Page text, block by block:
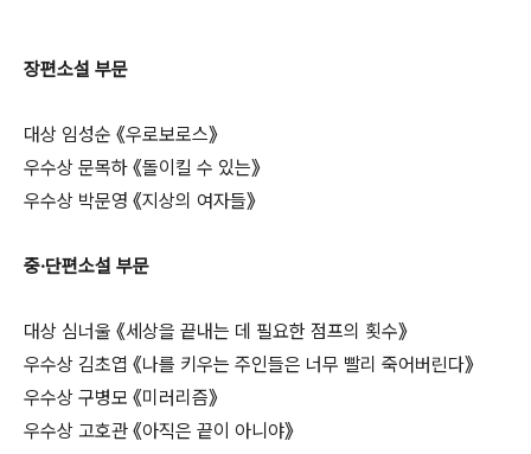
장편소설 부문
대상 임성순 《우로보로스》
우수상 문목하 《돌이킬 수 있는》
우수상 박문영 《지상의 여자들》
중·단편소설 부문
대상 심너울 《세상을 끝내는 데 필요한 점프의 횟수》
우수상 김초엽 《나를 키우는 주인들은 너무 빨리 죽어버린다》
우수상 구병모 《미러리즘》
우수상 고호관 《아직은 끝이 아니야》